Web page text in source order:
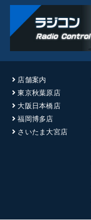
店舗案内
東京秋葉原店
大阪日本橋店
福岡博多店
さいたま大宮店